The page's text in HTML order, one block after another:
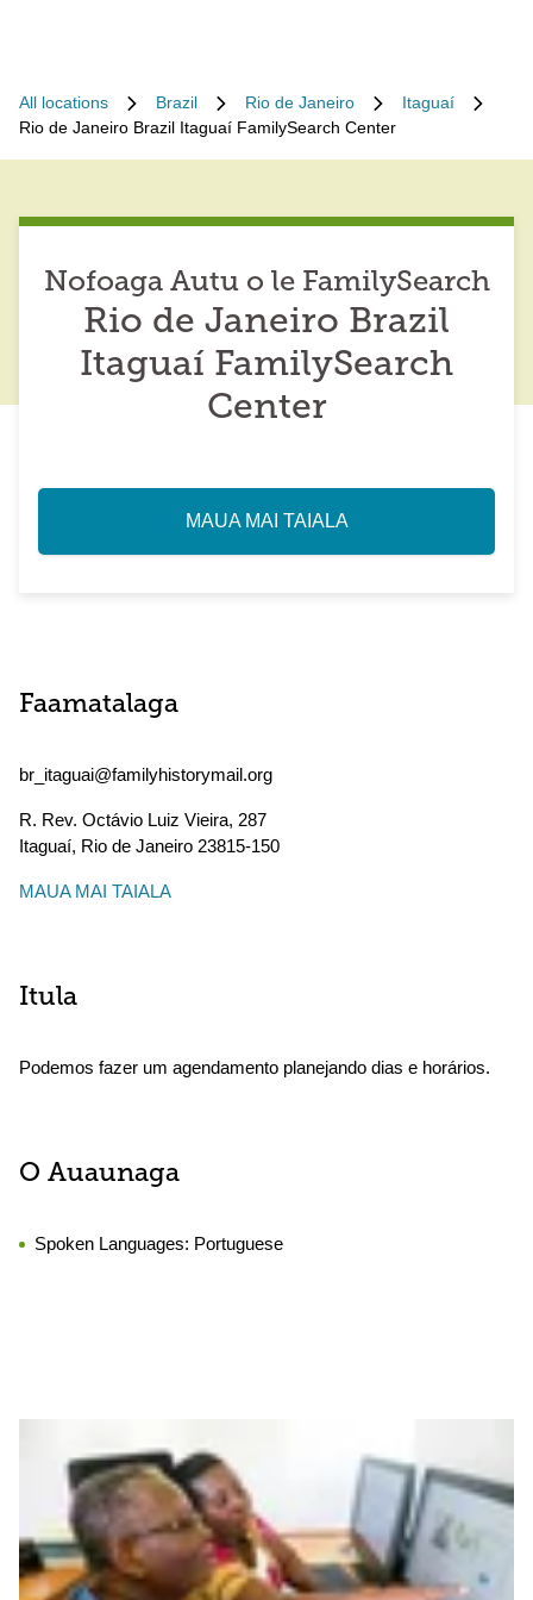
All locations Brazil Rio de Janeiro
Itaguaí
Rio de Janeiro Brazil Itaguaí FamilySearch Center
Nofoaga Autu o le FamilySearch
Rio de Janeiro Brazil
Itaguaí FamilySearch
Center
MAUA MAI TAIALA
Faamatalaga
br_itaguai@familyhistorymail.org
R. Rev. Octávio Luiz Vieira, 287
Itaguaí, Rio de Janeiro 23815-150
MAUA MAI TAIALA
Itula
Podemos fazer um agendamento planejando dias e horários.
O Auaunaga
Spoken Languages: Portuguese